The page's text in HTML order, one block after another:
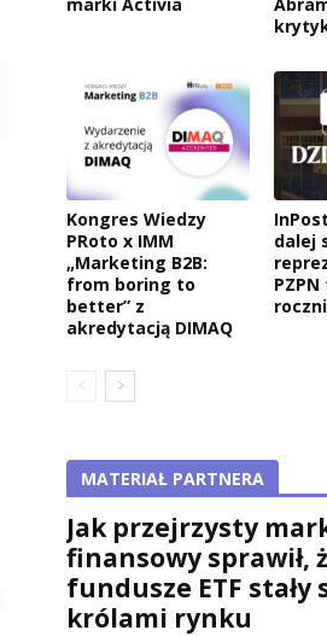
Kongres Wiedzy
PRoto x IMM
„Marketing B2B:
from boring to
better” z
akredytacją DIMAQ
dalej
MATERIAŁ PARTNERA
Jak przejrzysty
finansowy sprawił,
fundusze ETF stały
królami rynku